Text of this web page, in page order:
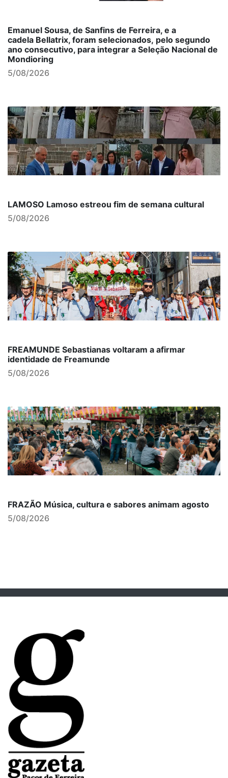
Emanuel Sousa, de Sanfins de Ferreira, e a
cadela Bellatrix, foram selecionados, pelo segundo
ano consecutivo, para integrar a Seleção Nacional de
Mondioring
5/08/2026
LAMOSO Lamoso estreou fim de semana cultural
5/08/2026
FREAMUNDE Sebastianas voltaram a afirmar
identidade de Freamunde
5/08/2026
FRAZÃO Música, cultura e sabores animam agosto
5/08/2026